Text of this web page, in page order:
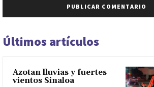
Últimos artículos
Azotan lluvias y fuertes
vientos Sinaloa